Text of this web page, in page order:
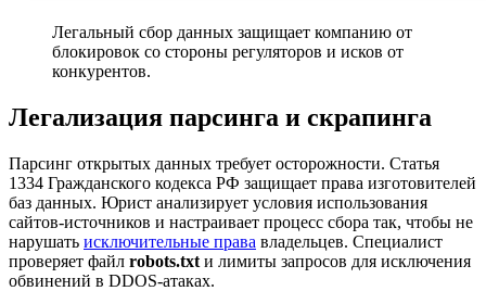
Легальный сбор данных защищает компанию от
блокировок со стороны регуляторов и исков от
конкурентов.
Легализация парсинга и скрапинга
Парсинг открытых данных требует осторожности. Статья
1334 Гражданского кодекса РФ защищает права изготовителей
баз данных. Юрист анализирует условия использования
сайтов-источников и настраивает процесс сбора так, чтобы не
нарушать исключительные права владельцев. Специалист
проверяет файл robots.txt и лимиты запросов для исключения
обвинений в DDOS-атаках.